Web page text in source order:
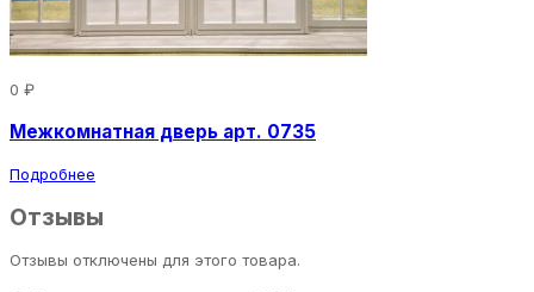
0 ₽
Межкомнатная дверь арт. 0735
Подробнее
Отзывы
Отзывы отключены для этого товара.